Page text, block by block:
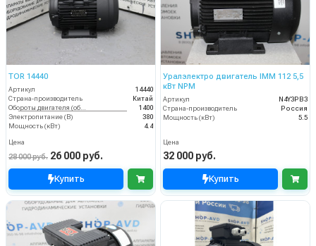
TOR 14440
Артикул
14440
Страна-производитель
Китай
1400
Электропитание (В)
380
Мощность (кВт)
4.4
Цена
28 000 руб. 26 000 руб.
Купить
Уралэлектро двигатель IMM 112 5,5
кВт NPM
Артикул
N4Y3PB3
Страна-производитель
Россия
Мощность (кВт)
5.5
Цена
32 000 руб.
Купить